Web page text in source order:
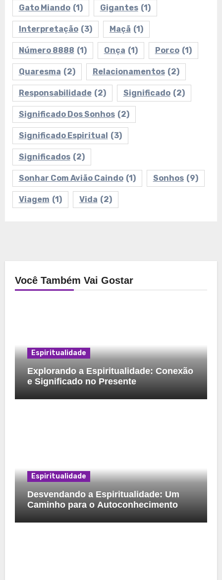
Gato Miando (1) Gigantes (1)
Interpretação (3) Maçã (1)
Número 8888 (1) Onça (1) Porco (1)
Quaresma (2) Relacionamentos (2)
Responsabilidade (2) Significado (2)
Significado Dos Sonhos (2)
Significado Espiritual (3)
Significados (2)
Sonhar Com Avião Caindo (1) Sonhos (9)
Viagem (1) Vida (2)
Você Também Vai Gostar
Espiritualidade
Explorando a Espiritualidade: Conexão
e Significado no Presente
Espiritualidade
Desvendando a Espiritualidade: Um
Caminho para o Autoconhecimento